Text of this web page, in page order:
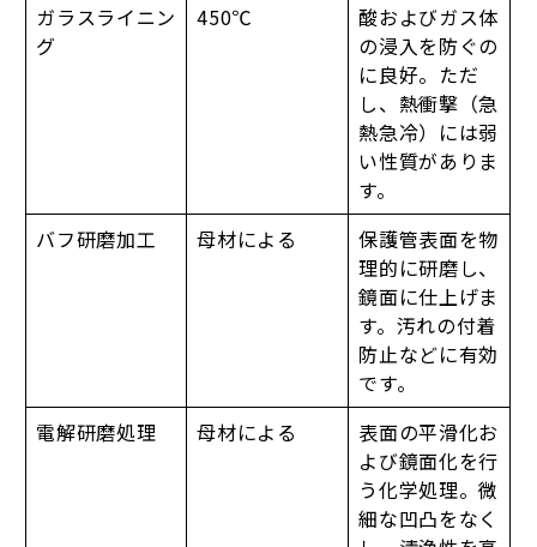
ガラスライニン
グ
450℃
酸およびガス体
の浸入を防ぐの
に良好。ただ
し、熱衝撃（急
熱急冷）には弱
い性質がありま
す。
バフ研磨加工
母材による
保護管表面を物
理的に研磨し、
鏡面に仕上げま
す。汚れの付着
防止などに有効
です。
電解研磨処理
母材による
表面の平滑化お
よび鏡面化を行
う化学処理。微
細な凹凸をなく